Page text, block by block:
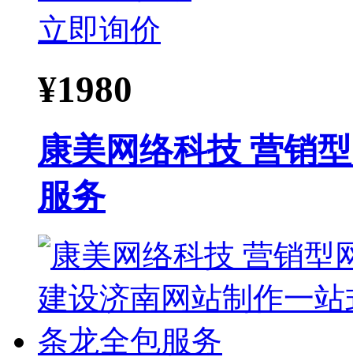
立即询价
¥1980
康美网络科技 营销
服务